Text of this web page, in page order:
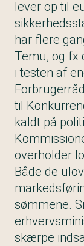
lever op til
har flere
Temu, og fx
i testen af
til
kaldt på
overholder
Både de
sømmene.
skærpe